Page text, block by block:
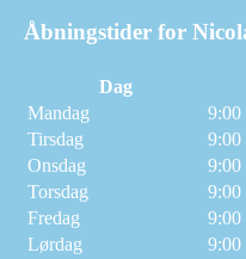
Åbningstider for
Dag
Mandag
9:00
Tirsdag
9:00
Onsdag
9:00
Torsdag
9:00
Fredag
9:00
Lørdag
9:00